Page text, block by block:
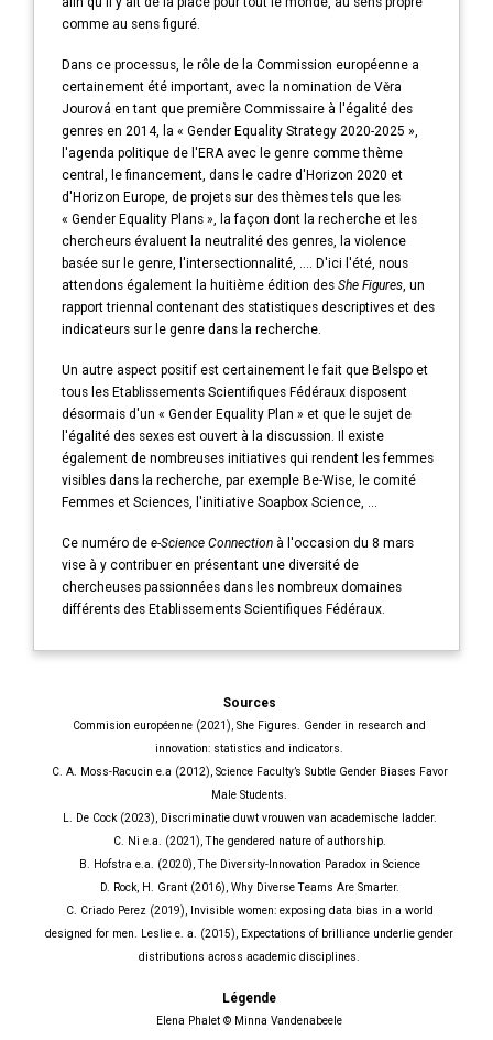
comme au sens figuré.
Dans ce processus, le rôle de la Commission européenne a
certainement été important, avec la nomination de Věra
Jourová en tant que première Commissaire à l'égalité des
genres en 2014, la « Gender Equality Strategy 2020-2025 »,
l'agenda politique de l'ERA avec le genre comme thème
central, le financement, dans le cadre d'Horizon 2020 et
d'Horizon Europe, de projets sur des thèmes tels que les
« Gender Equality Plans », la façon dont la recherche et les
chercheurs évaluent la neutralité des genres, la violence
basée sur le genre, l'intersectionnalité, .... D'ici l'été, nous
attendons également la huitième édition des She Figures, un
rapport triennal contenant des statistiques descriptives et des
indicateurs sur le genre dans la recherche.
Un autre aspect positif est certainement le fait que Belspo et
tous les Etablissements Scientifiques Fédéraux disposent
désormais d'un « Gender Equality Plan » et que le sujet de
l'égalité des sexes est ouvert à la discussion. Il existe
également de nombreuses initiatives qui rendent les femmes
visibles dans la recherche, par exemple Be-Wise, le comité
Femmes et Sciences, l'initiative Soapbox Science, ...
Ce numéro de e-Science Connection à l'occasion du 8 mars
vise à y contribuer en présentant une diversité de
chercheuses passionnées dans les nombreux domaines
différents des Etablissements Scientifiques Fédéraux.
Sources
Commision européenne (2021), She Figures. Gender in research and
innovation: statistics and indicators.
C. A. Moss-Racucin e.a (2012), Science Faculty’s Subtle Gender Biases Favor
Male Students.
L. De Cock (2023), Discriminatie duwt vrouwen van academische ladder.
C. Ni e.a. (2021), The gendered nature of authorship.
B. Hofstra e.a. (2020), The Diversity-Innovation Paradox in Science
D. Rock, H. Grant (2016), Why Diverse Teams Are Smarter.
C. Criado Perez (2019), Invisible women: exposing data bias in a world
designed for men. Leslie e. a. (2015), Expectations of brilliance underlie gender
distributions across academic disciplines.
Légende
Elena Phalet © Minna Vandenabeele